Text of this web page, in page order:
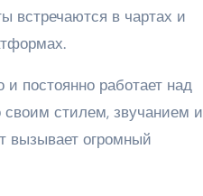
встречаются в чартах и
постоянно работает над
своим стилем, звучанием и
вызывает огромный